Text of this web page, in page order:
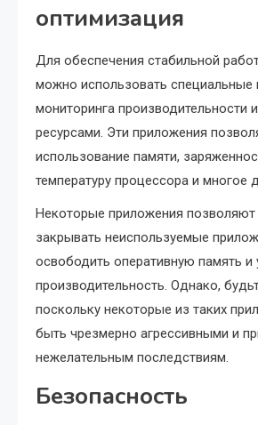
оптимизация
Для обеспечения стабильной
можно использовать специальные
мониторинга производительности
ресурсами. Эти приложения
использование памяти,
температуру процессора и многое
Некоторые приложения позволяют
закрывать неиспользуемые
освободить оперативную память и
производительность. Однако,
поскольку некоторые из таких
быть чрезмерно агрессивными и
нежелательным последствиям.
Безопасность